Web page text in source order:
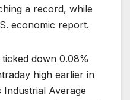
a record, while
economic report.
down 0.08%
high earlier in
Average